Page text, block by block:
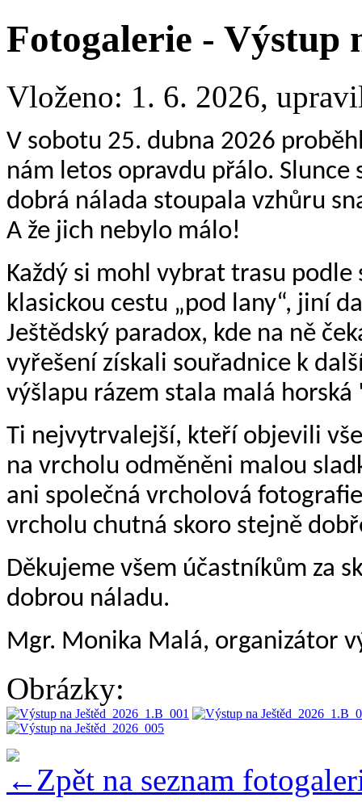
Fotogalerie - Výstup
Vloženo: 1. 6. 2026,
V sobotu 25. dubna 2026
nám letos opravdu přálo.
dobrá nálada stoupala vzhůru
A že jich nebylo málo!
Každý si mohl vybrat trasu
klasickou cestu „pod lany“, jiní
Ještědský paradox, kde na ně
vyřešení získali souřadnice k
výšlapu rázem stala malá
Ti nejvytrvalejší, kteří objevili
na vrcholu odměněni malou
ani společná vrcholová
vrcholu chutná skoro stejně
Děkujeme všem účastníkům za
dobrou náladu.
Mgr. Monika Malá, organizátor
Obrázky:
Zpět na seznam